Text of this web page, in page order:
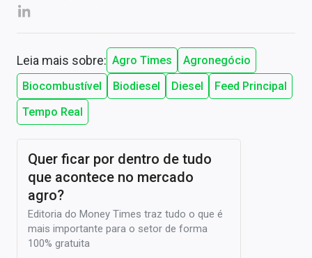
Leia mais sobre: Agro Times
Agronegócio
Biocombustível
Biodiesel Diesel
Feed Principal
Tempo Real
Quer ficar por dentro de tudo
que acontece no mercado
agro?
Editoria do Money Times traz tudo o que é
mais importante para o setor de forma
100% gratuita